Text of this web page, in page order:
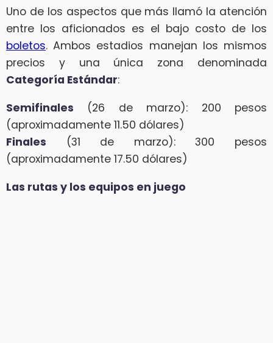
Uno de los aspectos que más llamó la atención
entre los aficionados es el bajo costo de los
boletos. Ambos estadios manejan los mismos
precios y una única zona denominada
Categoría Estándar:
Semifinales (26 de marzo): 200 pesos
(aproximadamente 11.50 dólares)
Finales (31 de marzo): 300 pesos
(aproximadamente 17.50 dólares)
Las rutas y los equipos en juego